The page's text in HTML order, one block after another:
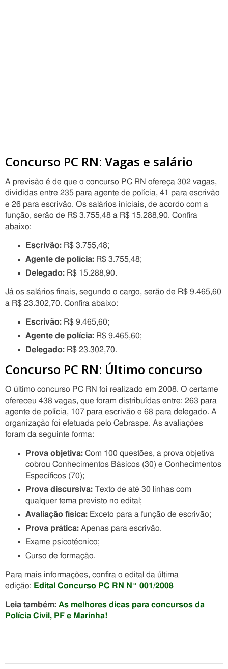
Concurso PC RN: Vagas e salário
A previsão é de que o concurso PC RN ofereça 302 vagas,
divididas entre 235 para agente de polícia, 41 para escrivão
e 26 para escrivão. Os salários iniciais, de acordo com a
função, serão de R$ 3.755,48 a R$ 15.288,90. Confira
abaixo:
Escrivão: R$ 3.755,48;
Agente de polícia: R$ 3.755,48;
Delegado: R$ 15.288,90.
Já os salários finais, segundo o cargo, serão de R$ 9.465,60
a R$ 23.302,70. Confira abaixo:
Escrivão: R$ 9.465,60;
Agente de polícia: R$ 9.465,60;
Delegado: R$ 23.302,70.
Concurso PC RN: Último concurso
O último concurso PC RN foi realizado em 2008. O certame
ofereceu 438 vagas, que foram distribuídas entre: 263 para
agente de polícia, 107 para escrivão e 68 para delegado. A
organização foi efetuada pelo Cebraspe. As avaliações
foram da seguinte forma:
Prova objetiva: Com 100 questões, a prova objetiva
cobrou Conhecimentos Básicos (30) e Conhecimentos
Específicos (70);
Prova discursiva: Texto de até 30 linhas com
qualquer tema previsto no edital;
Avaliação física: Exceto para a função de escrivão;
Prova prática: Apenas para escrivão.
Exame psicotécnico;
Curso de formação.
Para mais informações, confira o edital da última
edição: Edital Concurso PC RN N° 001/2008
Leia também: As melhores dicas para concursos da
Polícia Civil, PF e Marinha!